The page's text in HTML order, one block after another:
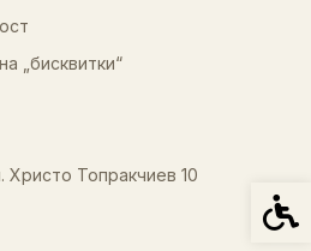
„бисквитки“
Христо Топракчиев 10